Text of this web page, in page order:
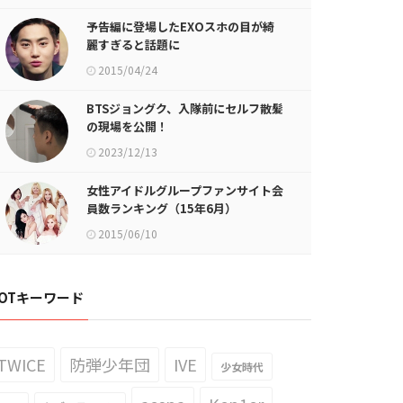
予告編に登場したEXOスホの目が綺
麗すぎると話題に
2015/04/24
BTSジョングク、入隊前にセルフ散髪
の現場を公開！
2023/12/13
女性アイドルグループファンサイト会
員数ランキング（15年6月）
2015/06/10
キーワード
防弾少年団 IVE 少女時代